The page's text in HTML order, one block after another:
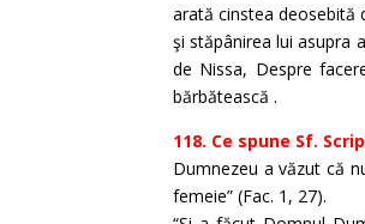
arată cinstea deosebită
şi stăpânirea lui asupra
de Nissa, Despre
bărbătească .
118. Ce spune Sf.
Dumnezeu a văzut că
femeie” (Fac. 1, 27).